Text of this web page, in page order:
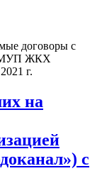
договоры с
(МУП ЖКХ
г.
на
с